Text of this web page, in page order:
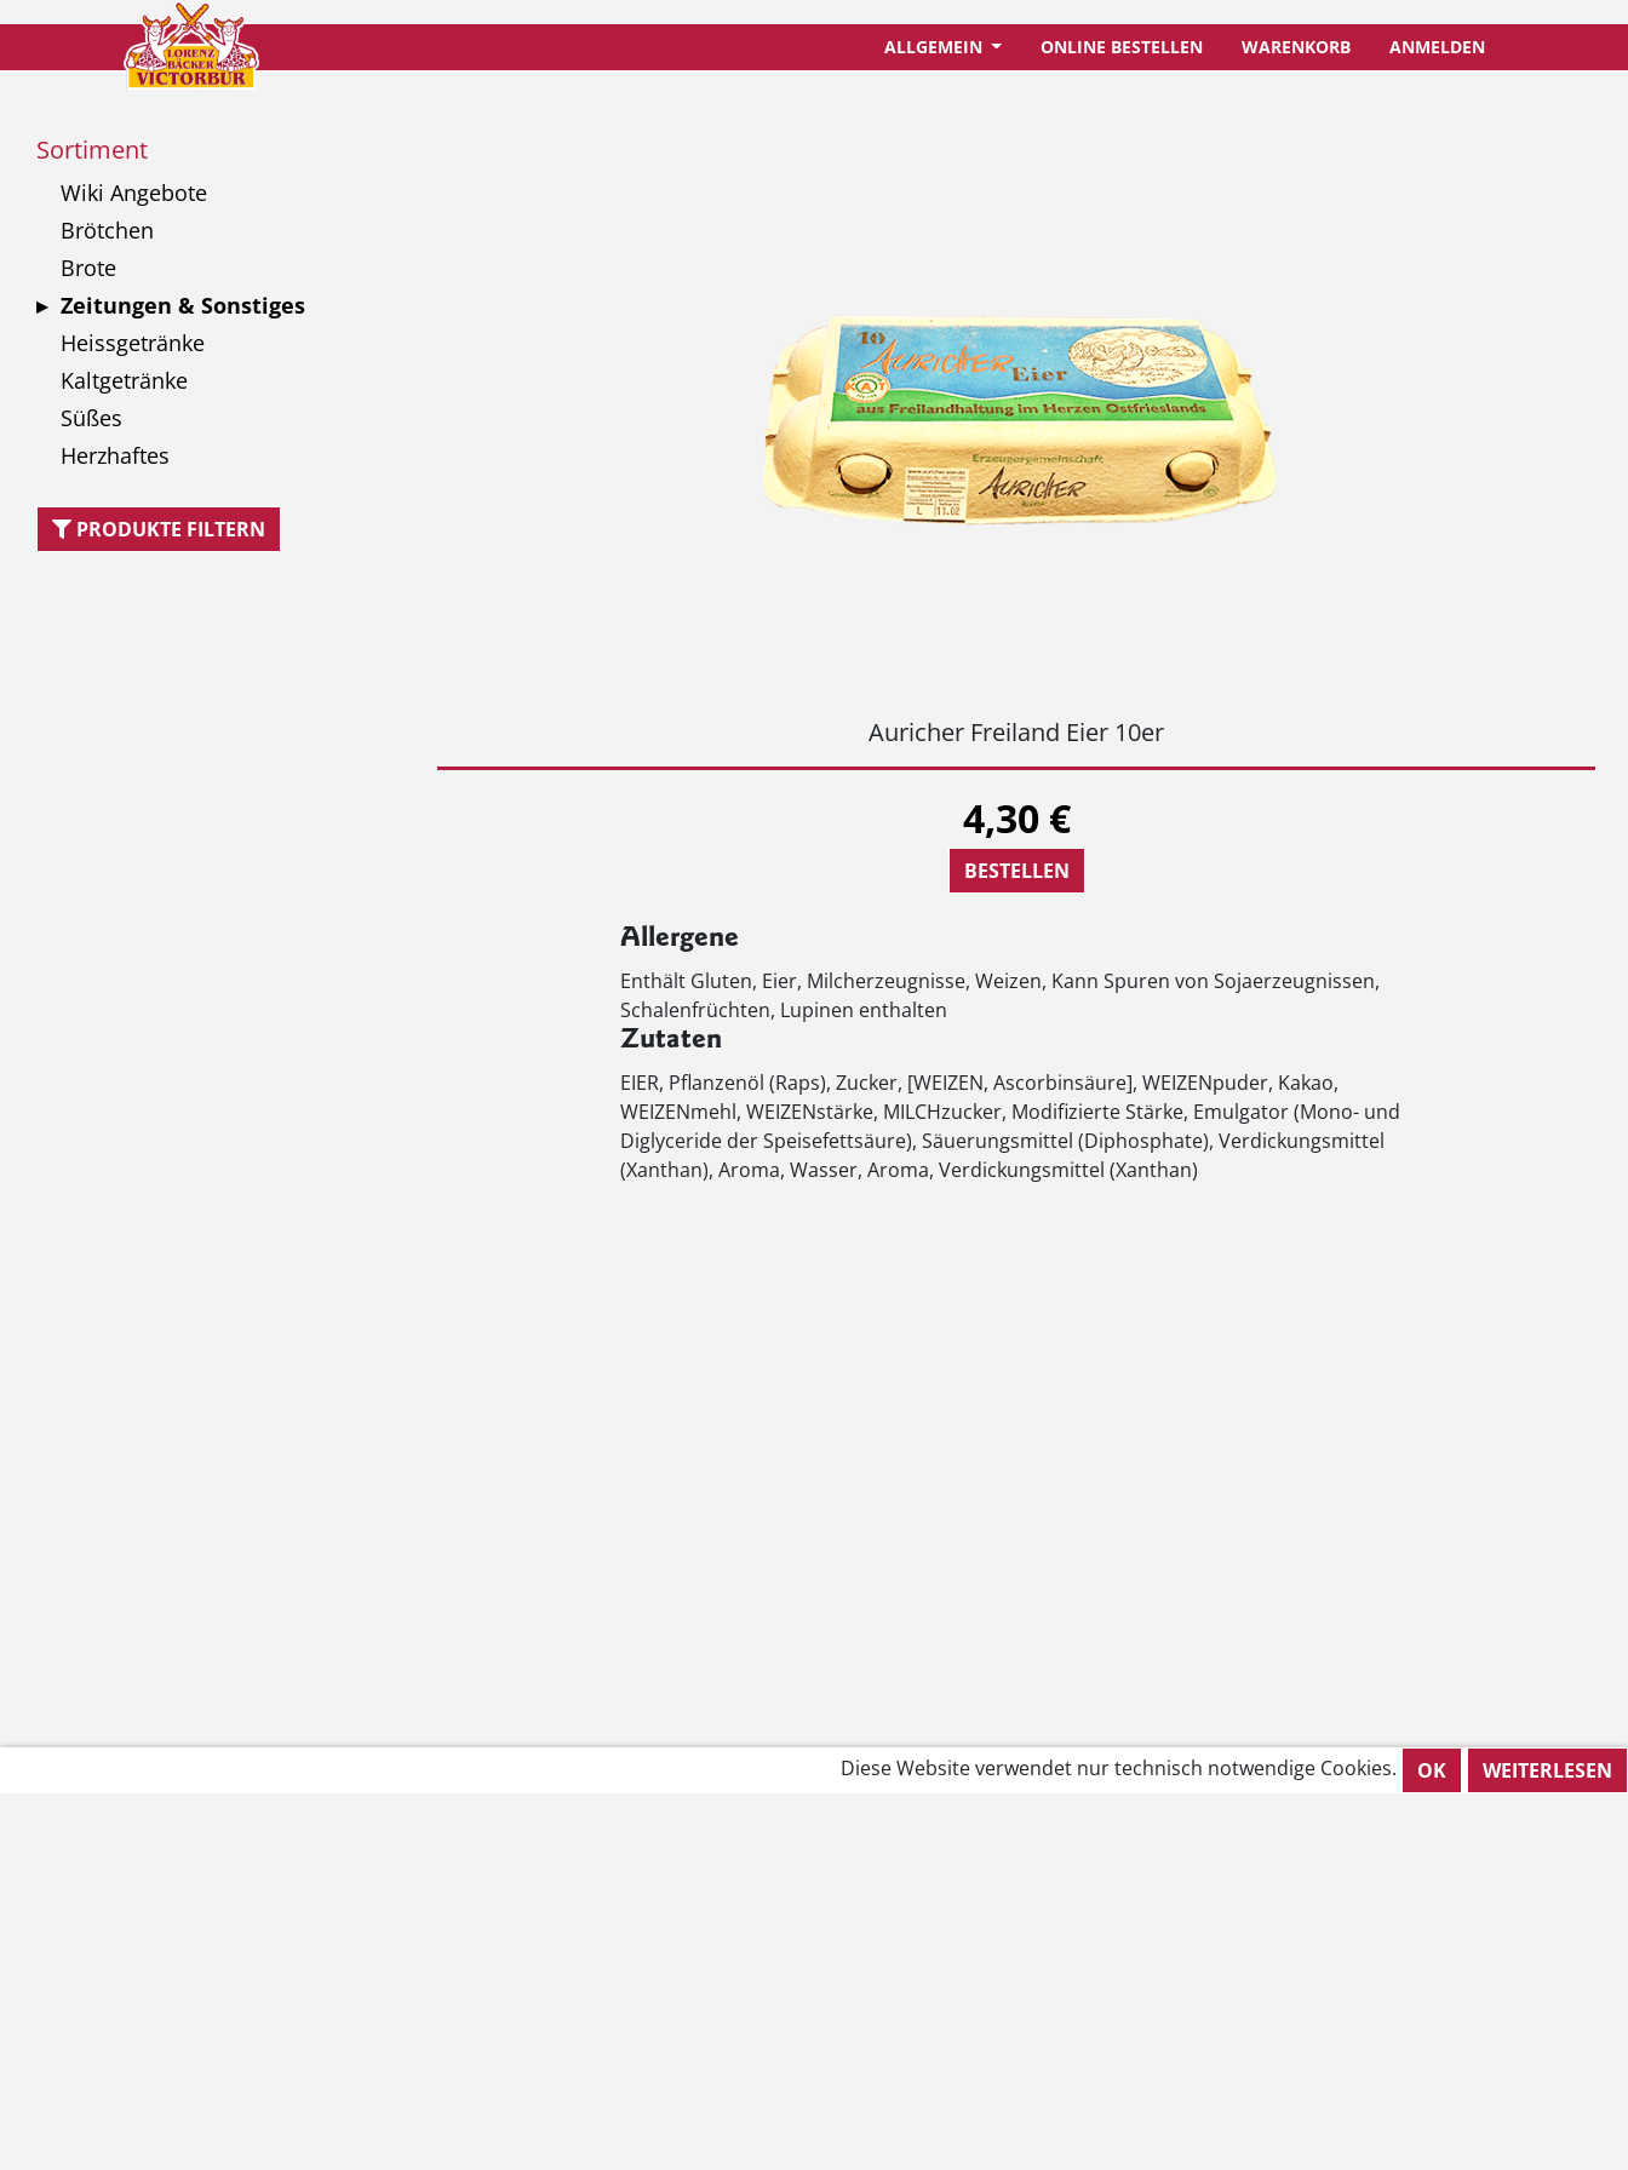
ALLGEMEIN ONLINE BESTELLEN WARENKORB ANMELDEN
Sortiment
Wiki Angebote
Brötchen
Brote
Zeitungen & Sonstiges
Heissgetränke
Kaltgetränke
Süßes
Herzhaftes
PRODUKTE FILTERN
Auricher Freiland Eier 10er
4,30 €
BESTELLEN
Allergene
Enthält Gluten, Eier, Milcherzeugnisse, Weizen, Kann Spuren von Sojaerzeugnissen,
Schalenfrüchten, Lupinen enthalten
Zutaten
EIER, Pflanzenöl (Raps), Zucker, [WEIZEN, Ascorbinsäure], WEIZENpuder, Kakao,
WEIZENmehl, WEIZENstärke, MILCHzucker, Modifizierte Stärke, Emulgator (Mono- und
Diglyceride der Speisefettsäure), Säuerungsmittel (Diphosphate), Verdickungsmittel
(Xanthan), Aroma, Wasser, Aroma, Verdickungsmittel (Xanthan)
Diese Website verwendet nur technisch notwendige Cookies. OK WEITERLESEN